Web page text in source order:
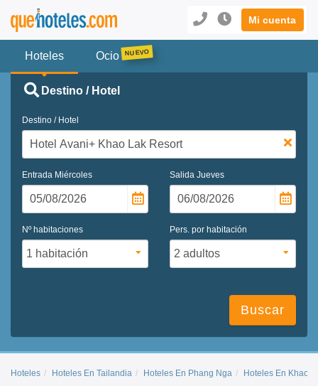
Mi cuenta
Hoteles Ocio
Destino / Hotel
Destino / Hotel
Entrada Miércoles Salida Jueves
Nº habitaciones Pers. por habitación
Buscar
Hoteles Hoteles En Tailandia Hoteles En Phang Nga Hoteles En Khao